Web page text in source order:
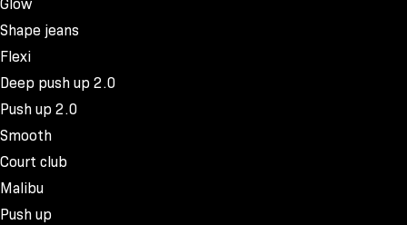
Glow
Shape jeans
Flexi
Deep push up 2.0
Push up 2.0
Smooth
Court club
Malibu
Push up